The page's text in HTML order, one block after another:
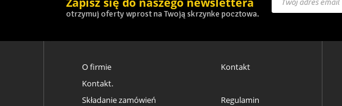
otrzymuj oferty wprost na Twoją skrzynke pocztowa.
O firmie
Kontakt
Kontakt.
Składanie zamówień
Regulamin